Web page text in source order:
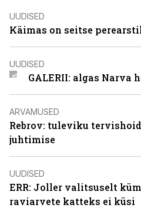
UUDISED
Käimas on seitse
UUDISED
GALERII: algas Narva
ARVAMUSED
Rebrov: tuleviku
juhtimise
UUDISED
ERR: Joller valitsuselt
raviarvete katteks ei küsi